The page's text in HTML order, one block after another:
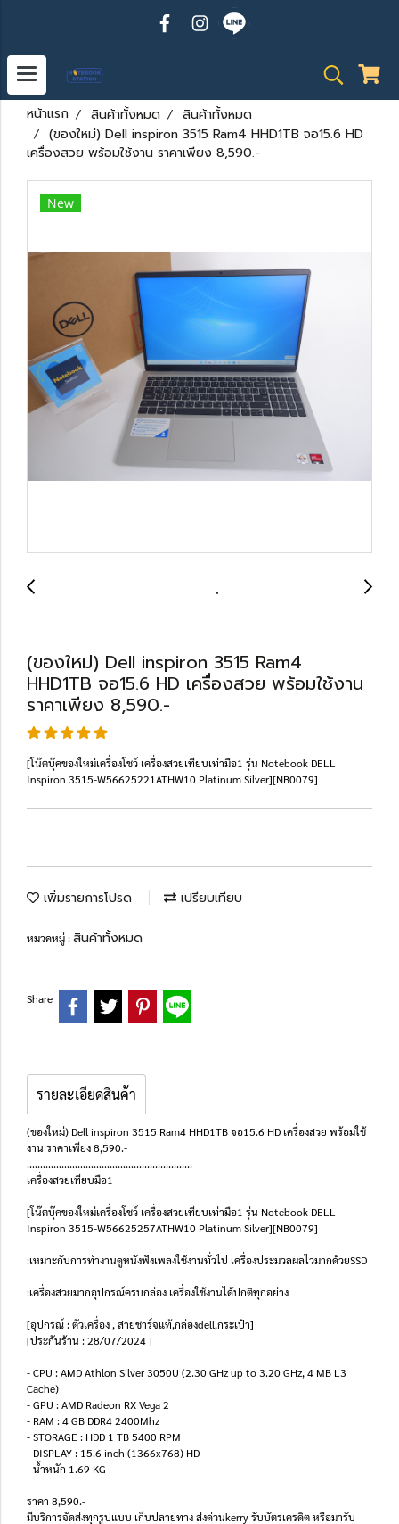
หน้าแรก สินค้าทั้งหมด
สินค้าทั้งหมด
(ของใหม่) Dell inspiron 3515 Ram4 HHD1TB จอ15.6 HD
เครื่องสวย พร้อมใช้งาน ราคาเพียง 8,590.-
New
(ของใหม่) Dell inspiron 3515 Ram4
HHD1TB จอ15.6 HD เครื่องสวย พร้อมใช้งาน
ราคาเพียง 8,590.-
[โน๊ตบุ๊คของใหม่เครื่องโชว์ เครื่องสวยเทียบเท่ามือ1 รุ่น Notebook DELL
Inspiron 3515-W56625221ATHW10 Platinum Silver][NB0079]
เพิ่มรายการโปรด เปรียบเทียบ
หมวดหมู่ :สินค้าทั้งหมด
Share
รายละเอียดสินค้า
(ของใหม่) Dell inspiron 3515 Ram4 HHD1TB จอ15.6 HD เครื่องสวย พร้อมใช้
งาน ราคาเพียง 8,590.-
..............................................................
เครื่องสวยเทียบมือ1
[โน๊ตบุ๊คของใหม่เครื่องโชว์ เครื่องสวยเทียบเท่ามือ1 รุ่น Notebook DELL
Inspiron 3515-W56625257ATHW10 Platinum Silver][NB0079]
:เหมาะกับการทำงานดูหนังฟังเพลงใช้งานทั่วไป เครื่องประมวลผลไวมากด้วยSSD
:เครื่องสวยมากอุปกรณ์ครบกล่อง เครื่องใช้งานได้ปกติทุกอย่าง
[อุปกรณ์ : ตัวเครื่อง , สายชาร์จแท้,กล่องdell,กระเป๋า]
[ประกันร้าน : 28/07/2024 ]
- CPU : AMD Athlon Silver 3050U (2.30 GHz up to 3.20 GHz, 4 MB L3
Cache)
- GPU : AMD Radeon RX Vega 2
- RAM : 4 GB DDR4 2400Mhz
- STORAGE : HDD 1 TB 5400 RPM
- DISPLAY : 15.6 inch (1366x768) HD
- น้ำหนัก 1.69 KG
ราคา 8,590.-
มีบริการจัดส่งทุกรูปแบบ เก็บปลายทาง ส่งด่วนkerry รับบัตรเครดิต หรือมารับ